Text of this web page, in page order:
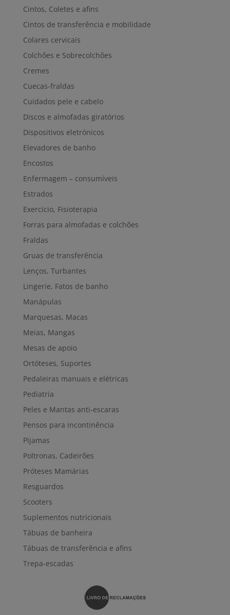
Cintos, Coletes e afins
Cintos de transferência e mobilidade
Colares cervicais
Colchões e Sobrecolchões
Cremes
Cuecas-fraldas
Cuidados pele e cabelo
Discos e almofadas giratórios
Dispositivos eletrónicos
Elevadores de banho
Encostos
Enfermagem – consumíveis
Estrados
Exercício, Fisioterapia
Forras para almofadas e colchões
Fraldas
Gruas de transferência
Lenços, Turbantes
Lingerie, Fatos de banho
Manápulas
Marquesas, Macas
Meias, Mangas
Mesas de apoio
Ortóteses, Suportes
Pedaleiras manuais e elétricas
Pediatria
Peles e Mantas anti-escaras
Pensos para incontinência
Pijamas
Poltronas, Cadeirões
Próteses Mamárias
Resguardos
Scooters
Suplementos nutricionais
Tábuas de banheira
Tábuas de transferência e afins
Trepa-escadas